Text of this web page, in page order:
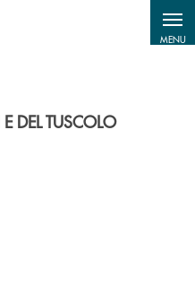
MENU
DEL TUSCOLO